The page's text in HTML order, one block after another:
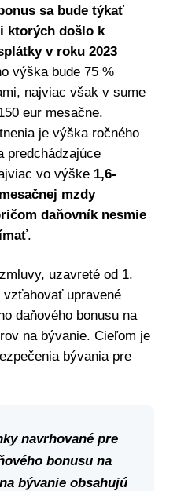
sa bude týkať
ktorých došlo k
v roku 2023
výška bude 75 %
najviac však v sume
eur mesačne.
je výška ročného
predchádzajúce
vo výške 1,6-
mzdy
daňovník nesmie
.
uzavreté od 1.
vzťahovať upravené
daňového bonusu na
na bývanie. Cieľom je
bývania pre
navrhované pre
bonusu na
bývanie obsahujú